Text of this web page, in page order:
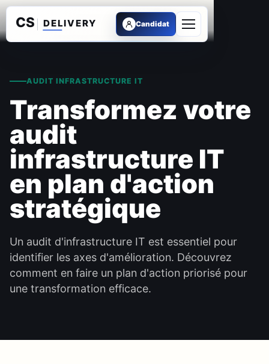
Candidat
Ouvrir le menu
AUDIT INFRASTRUCTURE IT
Transformez votre
audit
infrastructure IT
en plan d'action
stratégique
Un audit d'infrastructure IT est essentiel pour
identifier les axes d'amélioration. Découvrez
comment en faire un plan d'action priorisé pour
une transformation efficace.